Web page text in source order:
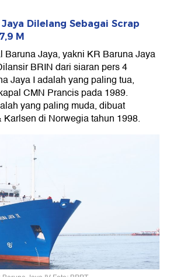
Dilelang Sebagai Scrap
M
Baruna Jaya, yakni KR Baruna Jaya
BRIN dari siaran pers 4
Jaya I adalah yang paling tua,
CMN Prancis pada 1989.
yang paling muda, dibuat
di Norwegia tahun 1998.